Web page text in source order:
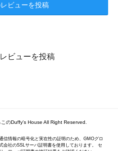
ビューを投稿
ビューを投稿
のDuffy's House All Right Reserved.
信情報の暗号化と実在性の証明のため、GMOグロ
会社のSSLサーバ証明書を使用しております。 セ